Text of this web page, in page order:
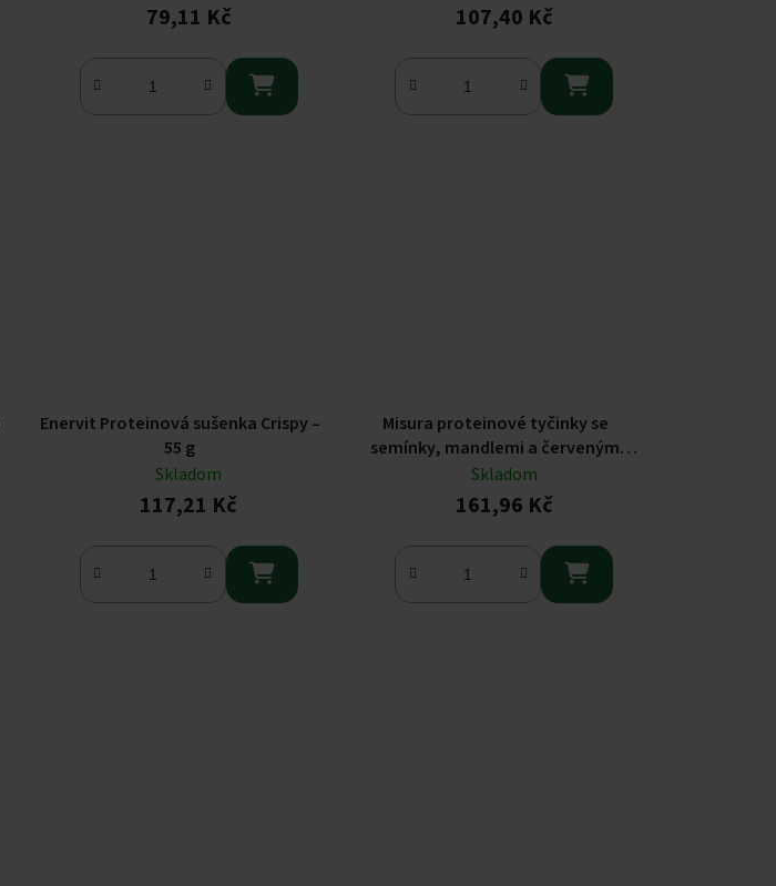
79,11 Kč

107,40 Kč

Enervit Proteinová sušenka Crispy –
55 g
Skladom
117,21 Kč

Misura proteinové tyčinky se
semínky, mandlemi a červeným
ovocem 4 x 30 g
Skladom
161,96 Kč
